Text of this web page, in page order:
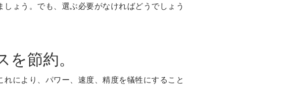
ょう。でも、選ぶ必要がなければどうでしょう
節約。
により、パワー、速度、精度を犠牲にすること